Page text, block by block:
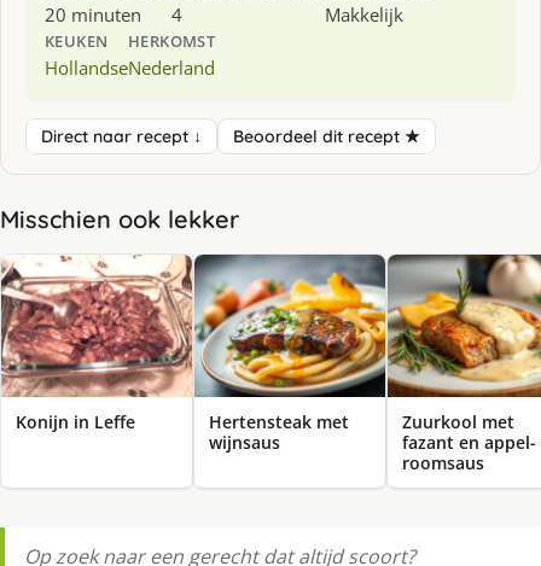
20 minuten 4 Makkelijk
KEUKEN
Hollandse
HERKOMST
Nederland
Direct naar recept ↓ Beoordeel dit recept ★
Misschien ook lekker
Konijn in Leffe
Hertensteak met
wijnsaus
Zuurkool met
fazant en appel-
roomsaus
Op zoek naar een gerecht dat altijd scoort?